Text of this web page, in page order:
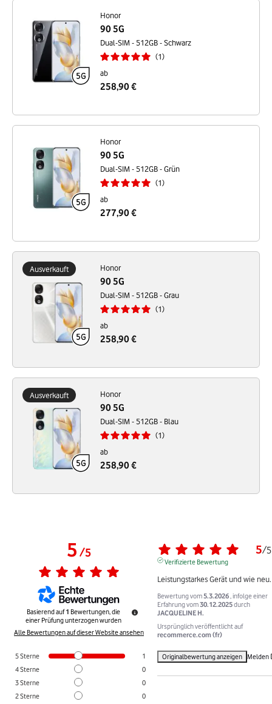
Honor
90 5G
Dual-SIM - 512GB - Schwarz
1
ab
258,90 €
Honor
90 5G
Dual-SIM - 512GB - Grün
1
ab
277,90 €
Ausverkauft Honor
90 5G
Dual-SIM - 512GB - Grau
1
ab
258,90 €
Ausverkauft Honor
90 5G
Dual-SIM - 512GB - Blau
1
ab
258,90 €
5/5
Basierend auf1 Bewertungen, die
einer Prüfung unterzogen wurden
Alle Bewertungen auf dieser Website ansehen
5Sterne
1
4Sterne
0
3Sterne
0
2Sterne
0
5/5
Verifizierte Bewertung
Leistungstarkes Gerät und wie neu.
Bewertung vom5.3.2026 , infolge einer
Erfahrung vom30.12.2025durch
JACQUELINE H.
Ursprünglich veröffentlicht auf
recommerce.com (fr)
Originalbewertung anzeigen Melden